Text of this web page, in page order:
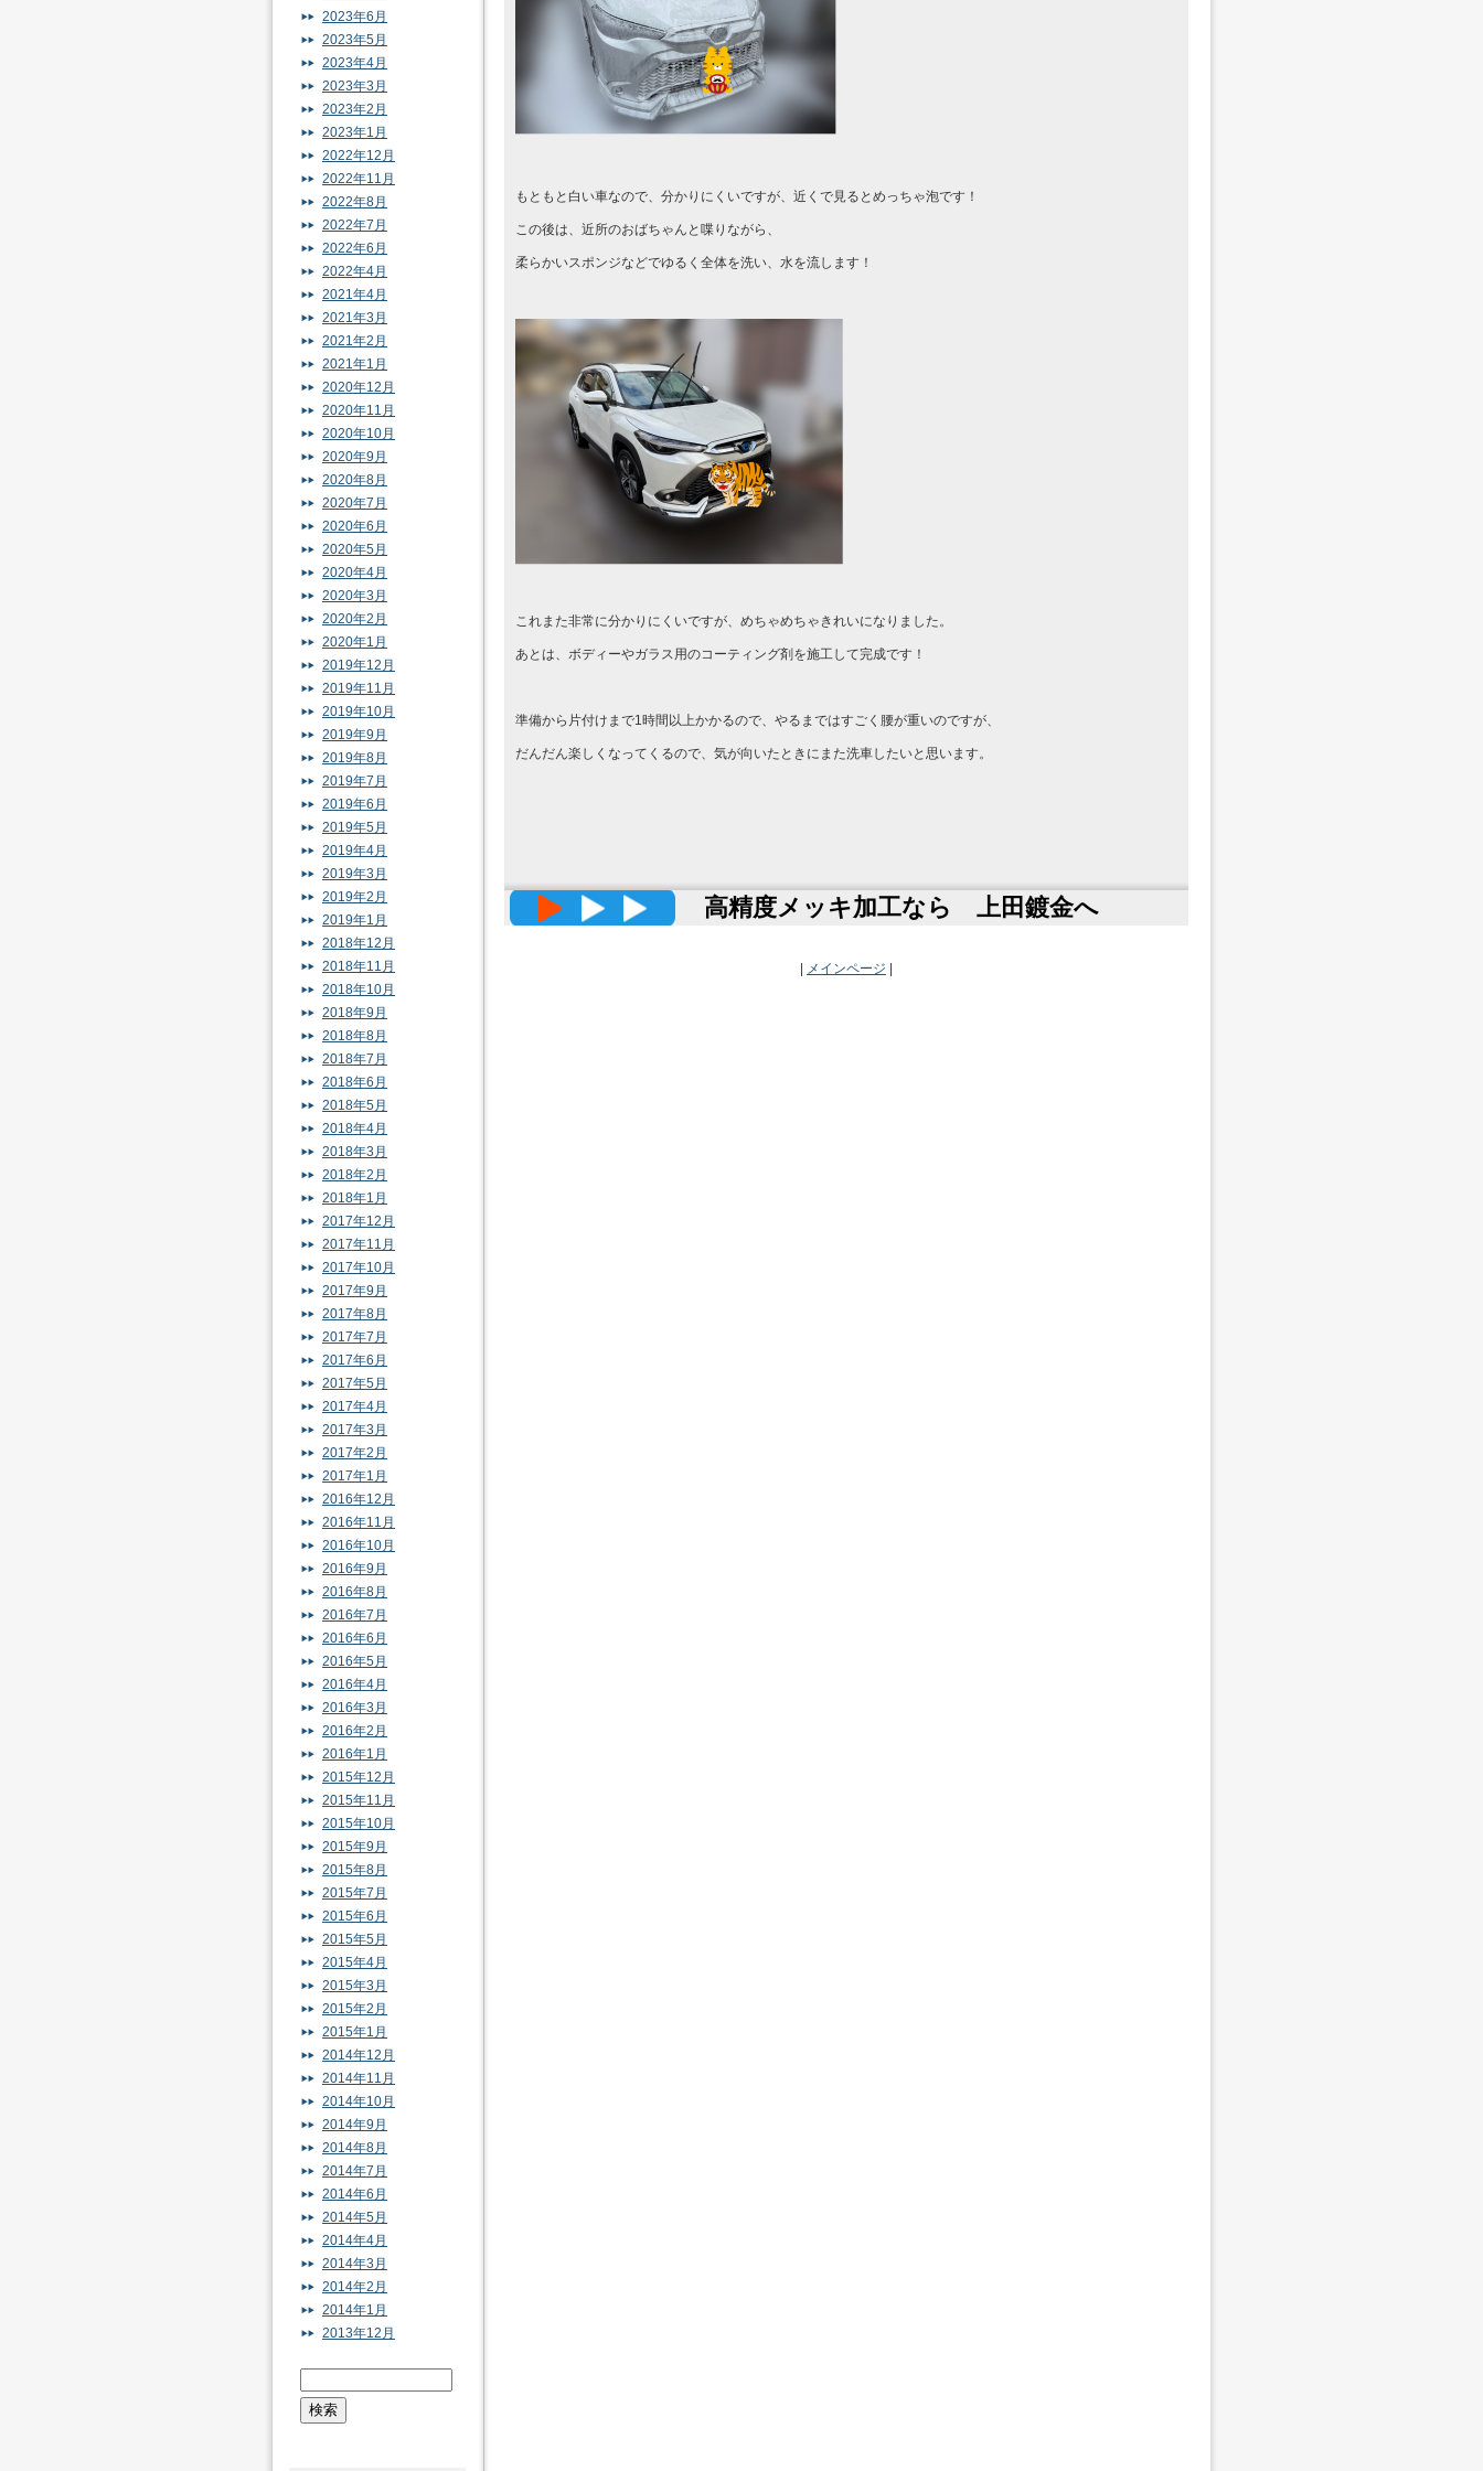
もともと白い車なので、分かりにくいですが、近くで見るとめっちゃ泡です！
この後は、近所のおばちゃんと喋りながら、
柔らかいスポンジなどでゆるく全体を洗い、水を流します！
これまた非常に分かりにくいですが、めちゃめちゃきれいになりました。
あとは、ボディーやガラス用のコーティング剤を施工して完成です！
準備から片付けまで1時間以上かかるので、やるまではすごく腰が重いのですが、
だんだん楽しくなってくるので、気が向いたときにまた洗車したいと思います。
高精度メッキ加工なら 上田鍍金へ
メインページ
2023年6月
2023年5月
2023年4月
2023年3月
2023年2月
2023年1月
2022年12月
2022年11月
2022年8月
2022年7月
2022年6月
2022年4月
2021年4月
2021年3月
2021年2月
2021年1月
2020年12月
2020年11月
2020年10月
2020年9月
2020年8月
2020年7月
2020年6月
2020年5月
2020年4月
2020年3月
2020年2月
2020年1月
2019年12月
2019年11月
2019年10月
2019年9月
2019年8月
2019年7月
2019年6月
2019年5月
2019年4月
2019年3月
2019年2月
2019年1月
2018年12月
2018年11月
2018年10月
2018年9月
2018年8月
2018年7月
2018年6月
2018年5月
2018年4月
2018年3月
2018年2月
2018年1月
2017年12月
2017年11月
2017年10月
2017年9月
2017年8月
2017年7月
2017年6月
2017年5月
2017年4月
2017年3月
2017年2月
2017年1月
2016年12月
2016年11月
2016年10月
2016年9月
2016年8月
2016年7月
2016年6月
2016年5月
2016年4月
2016年3月
2016年2月
2016年1月
2015年12月
2015年11月
2015年10月
2015年9月
2015年8月
2015年7月
2015年6月
2015年5月
2015年4月
2015年3月
2015年2月
2015年1月
2014年12月
2014年11月
2014年10月
2014年9月
2014年8月
2014年7月
2014年6月
2014年5月
2014年4月
2014年3月
2014年2月
2014年1月
2013年12月